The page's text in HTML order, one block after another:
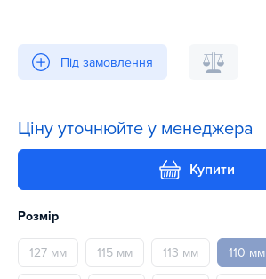
Під замовлення
Ціну уточнюйте у менеджера
Купити
Розмір
127 мм 115 мм 113 мм 110 мм